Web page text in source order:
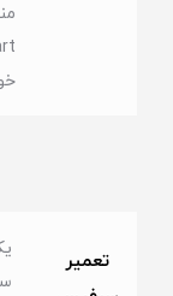
تعمیر